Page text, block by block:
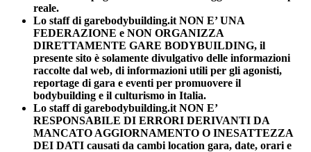
reale.
Lo staff di garebodybuilding.it NON E’ UNA
FEDERAZIONE e NON ORGANIZZA
DIRETTAMENTE GARE BODYBUILDING, il
presente sito è solamente divulgativo delle informazioni
raccolte dal web, di informazioni utili per gli agonisti,
reportage di gara e eventi per promuovere il
bodybuilding e il culturismo in Italia.
Lo staff di garebodybuilding.it NON E’
RESPONSABILE DI ERRORI DERIVANTI DA
MANCATO AGGIORNAMENTO O INESATTEZZA
DEI DATI causati da cambi location gara, date, orari e